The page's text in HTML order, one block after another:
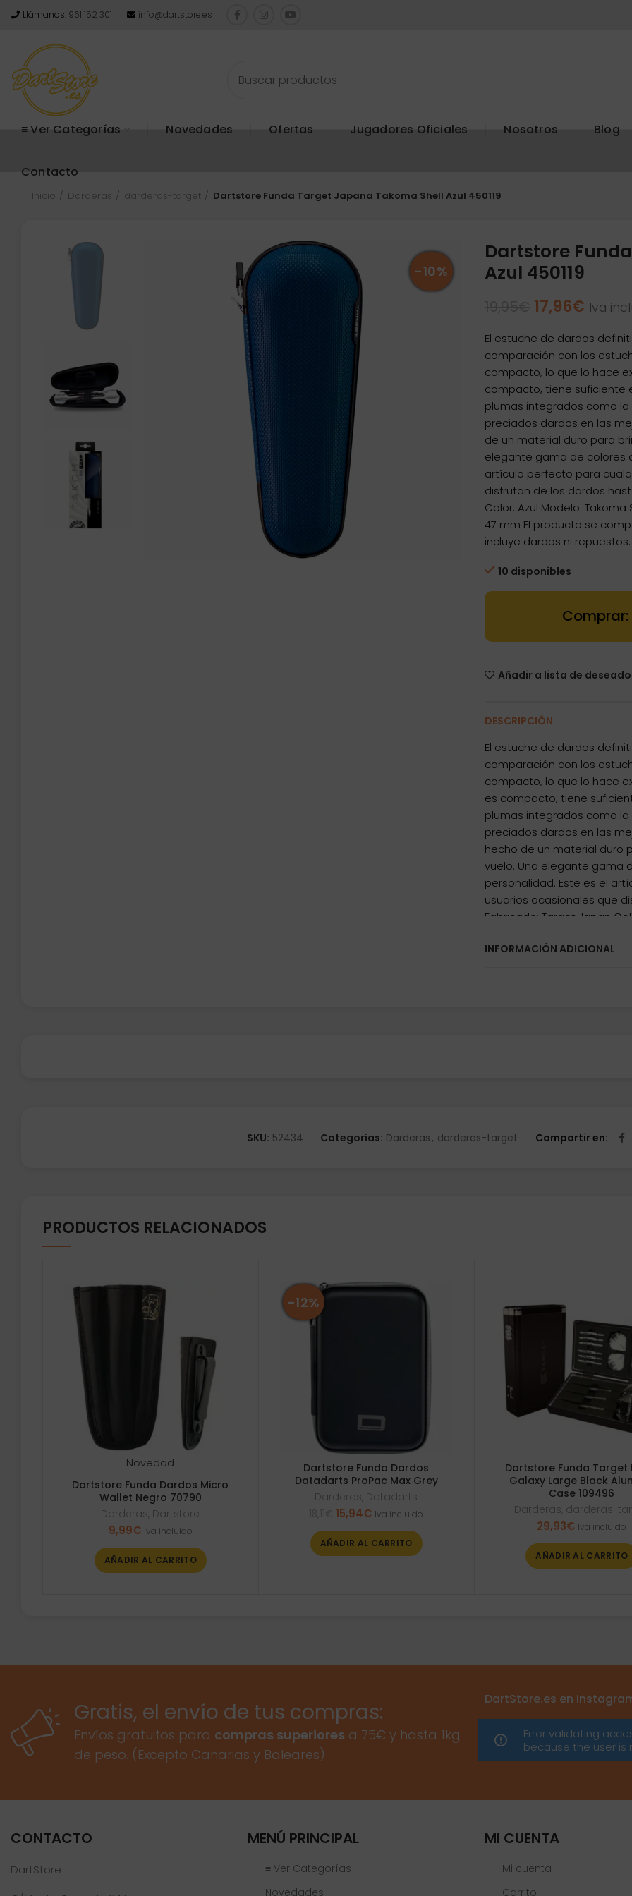
Llámanos: 961 152 301 info@dartstore.es
≡ Ver Categorías Novedades Ofertas Jugadores Oficiales Nosotros Blog
Contacto
Inicio Darderas darderas-target Dartstore Funda Target Japana Takoma Shell Azul 450119
-10%
Dartstore
Azul 450119
El
original
era:
19,95€.
17,96€ El
es:
Iva
El estuche de dardos
comparación con los
compacto, lo que lo hace
compacto, tiene suficiente
plumas integrados como la
preciados dardos en las
de un material duro para
elegante gama de colores
artículo perfecto para
disfrutan de los dardos
Color: Azul Modelo:
47 mm El producto se
incluye dardos ni repuestos.
10 disponibles
Dartstore
Añadir a lista de
DESCRIPCIÓN
El estuche de dardos
comparación con los
compacto, lo que lo hace
es compacto, tiene
plumas integrados como la
preciados dardos en las
hecho de un material duro
vuelo. Una elegante gama
personalidad. Este es el
usuarios ocasionales que
Fabricado: Target Japan
de dardos Takoma Shelle ,
INFORMACIÓN ADICIONAL
SKU: 52434 Categorías: Darderas, darderas-target Compartir en
PRODUCTOS RELACIONADOS
Novedad
Dartstore Funda Dardos Micro
Wallet Negro 70790
Darderas, Dartstore
9,99€ Iva incluido
AÑADIR AL CARRITO
-12%
Dartstore Funda Dardos
Datadarts ProPac Max Grey
Darderas, Datadarts
El
original
era:
15,94€El
actual
es:
Iva incluido
AÑADIR AL CARRITO
Dartstore Funda Target
Galaxy Large Black
Case 109496
Darderas, darderas-
29,93€ Iva incluido
AÑADIR AL CARRITO
Gratis, el envío de tus compras:
Envíos gratuitos para compras superiores a 75€ y hasta 1kg
de peso. (Excepto Canarias y Baleares)
DartStore.es en
Error validating
because the user is
CONTACTO
DartStore
MENÚ PRINCIPAL
≡ Ver Categorías
Novedades
MI CUENTA
Mi cuenta
Carrito